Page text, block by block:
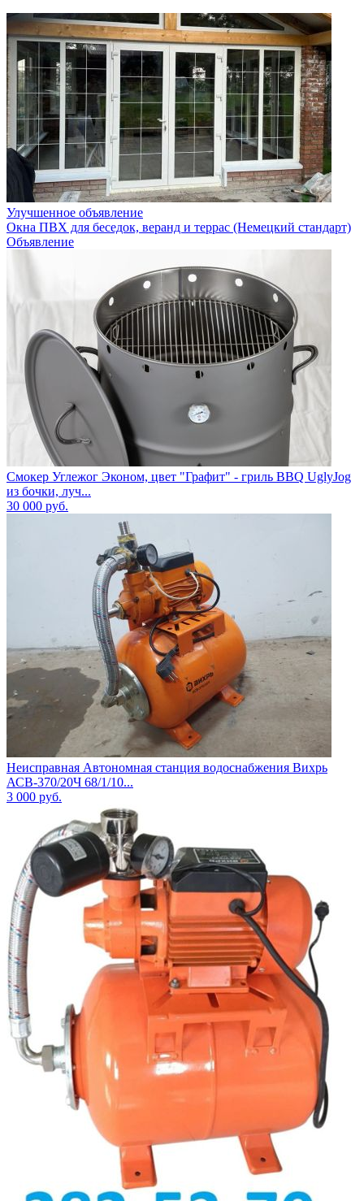
Улучшенное объявление
Окна ПВХ для беседок, веранд и террас (Немецкий стандарт)
Объявление
Смокер Углежог Эконом, цвет "Графит" - гриль BBQ UglyJog
из бочки, луч...
30 000 руб.
Неисправная Автономная станция водоснабжения Вихрь
АСВ-370/20Ч 68/1/10...
3 000 руб.